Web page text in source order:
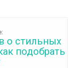
о стильных
подобрать